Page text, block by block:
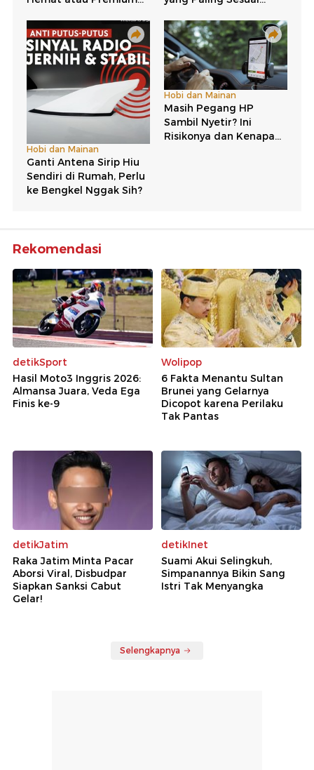
Rekomendasi
detikSport
Hasil Moto3 Inggris 2026:
Almansa Juara, Veda Ega
Finis ke-9
Wolipop
6 Fakta Menantu Sultan
Brunei yang Gelarnya
Dicopot karena Perilaku
Tak Pantas
detikJatim
Raka Jatim Minta Pacar
Aborsi Viral, Disbudpar
Siapkan Sanksi Cabut
Gelar!
detikInet
Suami Akui Selingkuh,
Simpanannya Bikin Sang
Istri Tak Menyangka
Selengkapnya